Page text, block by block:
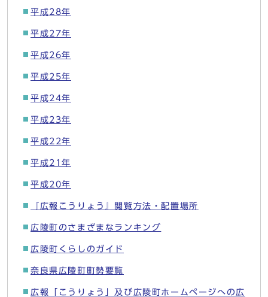
平成28年
平成27年
平成26年
平成25年
平成24年
平成23年
平成22年
平成21年
平成20年
『広報こうりょう』閲覧方法・配置場所
広陵町のさまざまなランキング
広陵町くらしのガイド
奈良県広陵町町勢要覧
広報「こうりょう」及び広陵町ホームページへの広